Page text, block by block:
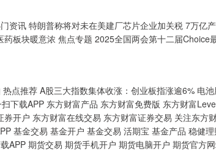
资讯 特朗普称将对未在美建厂芯片企业加关税 7万亿
板块暖意浓 焦点专题 2025全国两会第十二届Choice
点推荐 A股三大指数集体收涨：创业板指涨逾6% 电
下载APP 东方财富产品 东方财富免费版 东方财富
开户 东方财富在线交易 东方财富证券交易 关注东方
基金交易 基金开户 基金交易 活期宝 基金产品 稳健
APP 期货交易 期货手机开户 期货电脑开户 期货官方